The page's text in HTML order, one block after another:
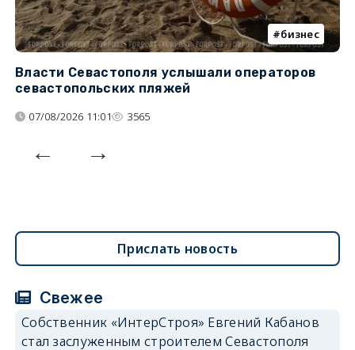
бизнес
Власти Севастополя услышали операторов
севастопольских пляжей
07/08/2026 11:01 3565
Прислать новость
Свежее
Собственник «ИнтерСтроя» Евгений Кабанов
стал заслуженным строителем Севастополя